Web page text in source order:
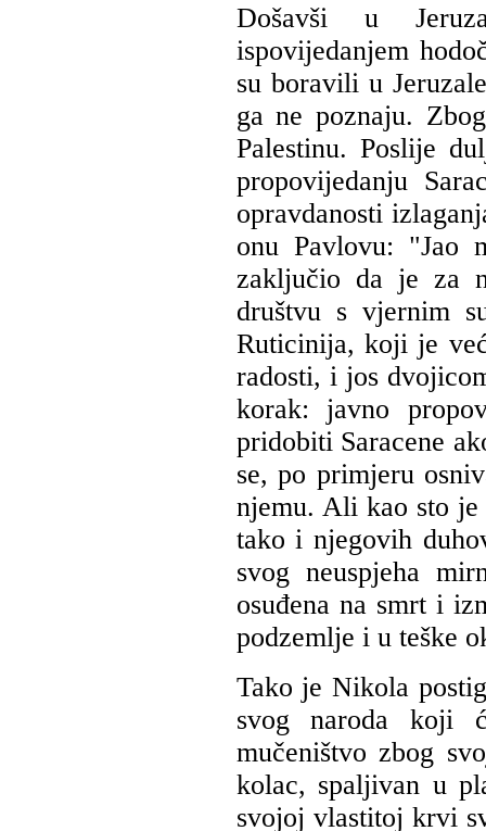
Došavši u
ispovijedanjem
su boravili u
ga ne poznaju.
Palestinu. Poslije
propovijedanju
opravdanosti
onu Pavlovu: "Jao
zaključio da je za
društvu s vjernim
Ruticinija, koji je
radosti, i jos
korak: javno
pridobiti Saracene
se, po primjeru
njemu. Ali kao sto je
tako i njegovih
svog neuspjeha
osuđena na smrt i
podzemlje i u teške
Tako je Nikola
svog naroda koji
mučeništvo zbog
kolac, spaljivan u
svojoj vlastitoj krvi